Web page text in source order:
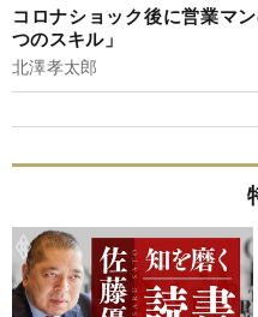
コロナショック後に営業マ
つのスキル」
北澤孝太郎